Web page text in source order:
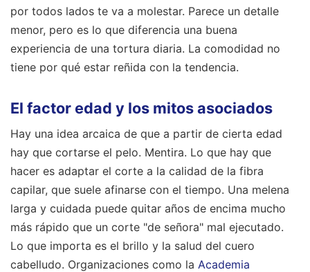
por todos lados te va a molestar. Parece un detalle
menor, pero es lo que diferencia una buena
experiencia de una tortura diaria. La comodidad no
tiene por qué estar reñida con la tendencia.
El factor edad y los mitos asociados
Hay una idea arcaica de que a partir de cierta edad
hay que cortarse el pelo. Mentira. Lo que hay que
hacer es adaptar el corte a la calidad de la fibra
capilar, que suele afinarse con el tiempo. Una melena
larga y cuidada puede quitar años de encima mucho
más rápido que un corte "de señora" mal ejecutado.
Lo que importa es el brillo y la salud del cuero
cabelludo. Organizaciones como la Academia